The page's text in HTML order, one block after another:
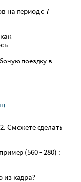
на период с 7
поездку в
Сможете сделать
(560 − 280) :
из кадра?